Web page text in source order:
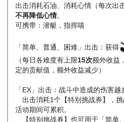
出击消耗石油、消耗心情（每次出
不再降低心情。
可携带：潜艇，指挥喵
「简单、普通、困难」出击：获得
（每日各难度有上限15次额外收益
定的贡献值，额外收益减少）
「EX」出击：战斗中造成的伤害
出击消耗1个【特别挑战券】，挑
活动期间可累积。
【特别挑战券】也可用于「简单